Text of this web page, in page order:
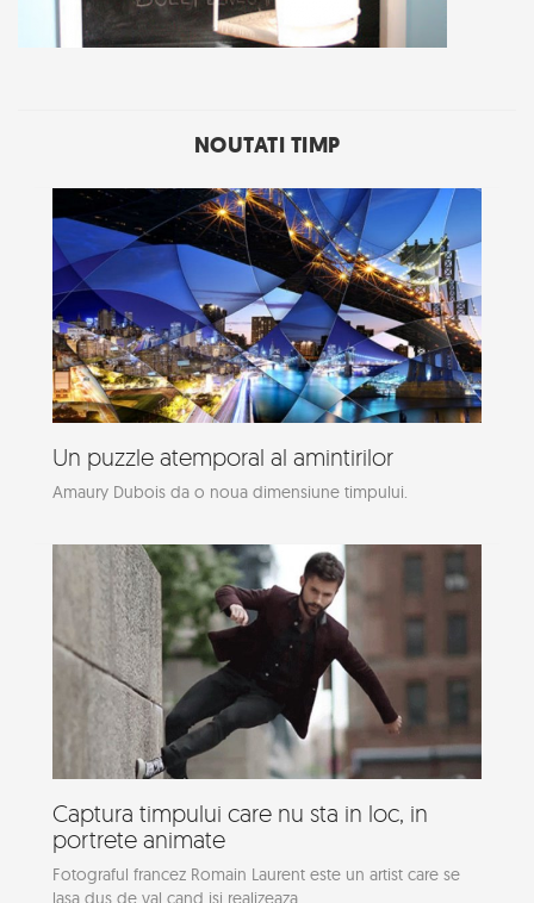
NOUTATI TIMP
Un puzzle atemporal al amintirilor
Amaury Dubois da o noua dimensiune timpului.
Captura timpului care nu sta in loc, in
portrete animate
Fotograful francez Romain Laurent este un artist care se
lasa dus de val cand isi realizeaza...